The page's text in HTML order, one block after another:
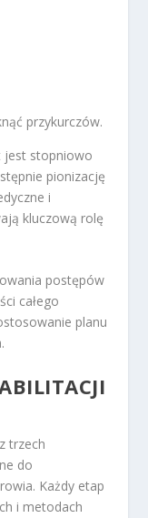
przykurczów.
jest stopniowo
pionizację
i
kluczową rolę
postępów
całego
planu
trzech
do
Każdy etap
i metodach